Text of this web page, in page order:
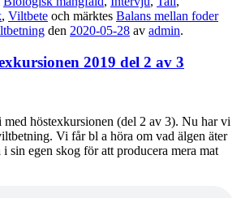
, Viltbete och märktes Balans mellan foder
den 2020-05-28 av admin.
2019 del 2 av 3
höstexkursionen (del 2 av 3). Nu har vi
Vi får bl a höra om vad älgen äter
sin egen skog för att producera mera mat